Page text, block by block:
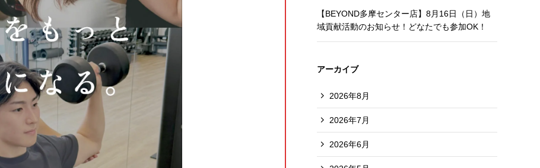
【BEYOND多摩センター店】8月16日（日）地
域貢献活動のお知らせ！どなたでも参加OK！
アーカイブ
2026年8月
2026年7月
2026年6月